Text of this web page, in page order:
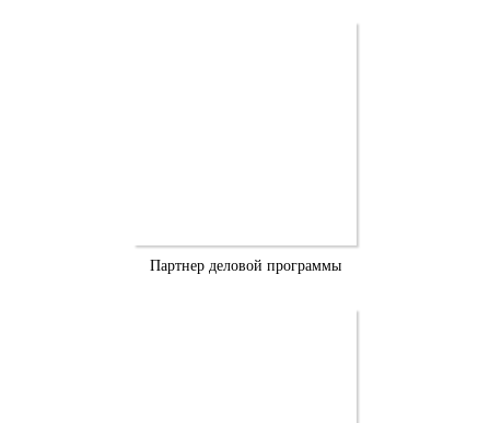
Партнер деловой программы